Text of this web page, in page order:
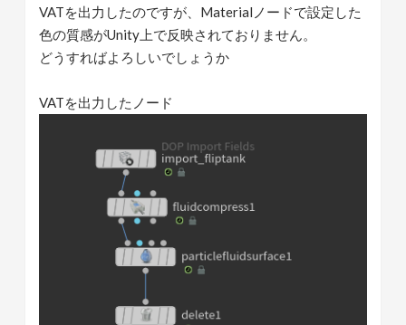
VATを出力したのですが、Materialノードで設定した
色の質感がUnity上で反映されておりません。
どうすればよろしいでしょうか
VATを出力したノード